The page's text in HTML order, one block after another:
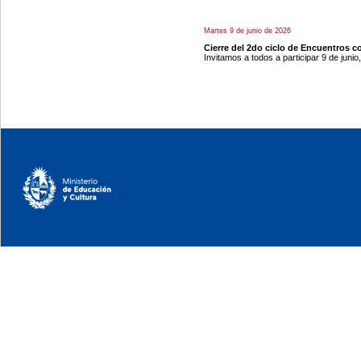
Martes 9 de junio de 2026
Cierre del 2do ciclo de Encuentros
Invitamos a todos a participar 9 de